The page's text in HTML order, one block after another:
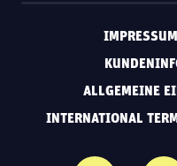
IMPRESSUM
ALLGEMEINE
INTERNATIONAL